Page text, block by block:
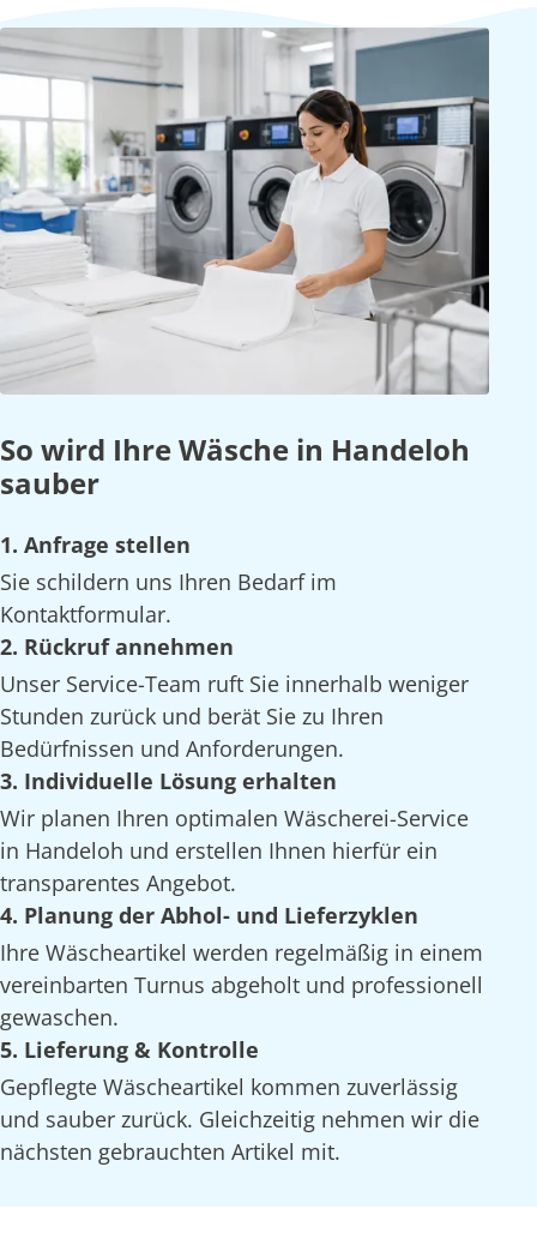
So wird Ihre Wäsche in Handeloh
sauber
1. Anfrage stellen
Sie schildern uns Ihren Bedarf im
Kontaktformular.
2. Rückruf annehmen
Unser Service-Team ruft Sie innerhalb weniger
Stunden zurück und berät Sie zu Ihren
Bedürfnissen und Anforderungen.
3. Individuelle Lösung erhalten
Wir planen Ihren optimalen Wäscherei-Service
in Handeloh und erstellen Ihnen hierfür ein
transparentes Angebot.
4. Planung der Abhol- und Lieferzyklen
Ihre Wäscheartikel werden regelmäßig in einem
vereinbarten Turnus abgeholt und professionell
gewaschen.
5. Lieferung & Kontrolle
Gepflegte Wäscheartikel kommen zuverlässig
und sauber zurück. Gleichzeitig nehmen wir die
nächsten gebrauchten Artikel mit.